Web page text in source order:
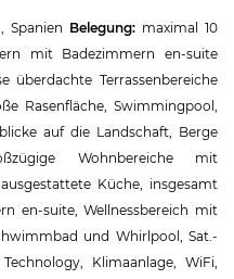
Spanien Belegung: maximal 10
mit Badezimmern en-suite
überdachte Terrassenbereiche
Rasenfläche, Swimmingpool,
auf die Landschaft, Berge
Wohnbereiche mit
Küche, insgesamt
en-suite, Wellnessbereich mit
und Whirlpool, Sat.-
Klimaanlage, WiFi,